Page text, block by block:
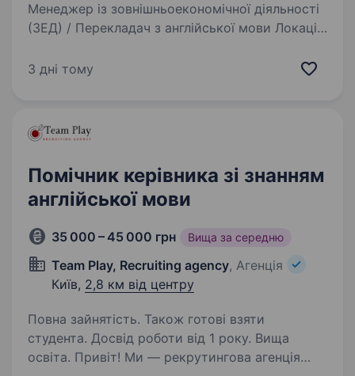
Менеджер із зовнішньоекономічної діяльності
(ЗЕД) / Перекладач з англійської мови Локація:
Бронювання після випробувального терміну
3 дні тому
Помічник керівника зі знанням
англійської мови
35 000 – 45 000 грн Вища за середню
Team Play, Recruiting agency, Агенція
Київ, 2,8 км від центру
Повна зайнятість. Також готові взяти
студента. Досвід роботи від 1 року. Вища
освіта. Привіт! Ми — рекрутингова агенція